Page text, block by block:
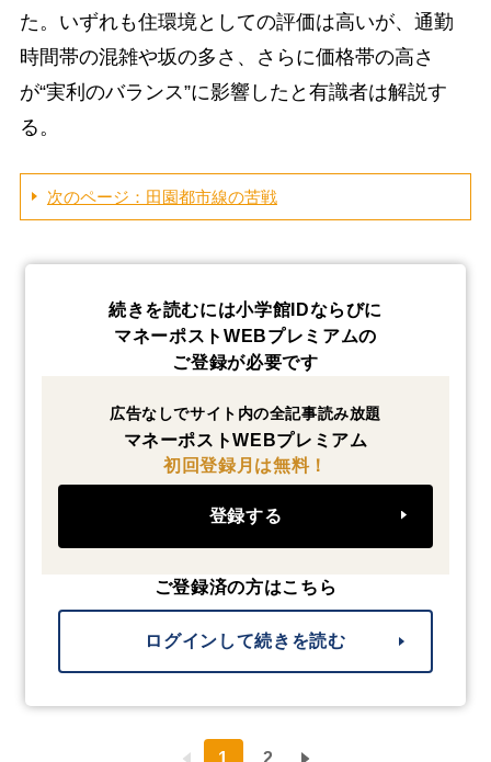
た。いずれも住環境としての評価は高いが、通勤
時間帯の混雑や坂の多さ、さらに価格帯の高さ
が“実利のバランス”に影響したと有識者は解説す
る。
次のページ：田園都市線の苦戦
続きを読むには小学館IDならびに
マネーポストWEBプレミアムの
ご登録が必要です
広告なしでサイト内の全記事読み放題
マネーポストWEBプレミアム
初回登録月は無料！
登録する
ご登録済の方はこちら
ログインして続きを読む
1 2